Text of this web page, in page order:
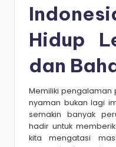
Hidup
dan
Memiliki pengalaman
nyaman bukan lagi
semakin banyak
hadir untuk
kita mengatasi